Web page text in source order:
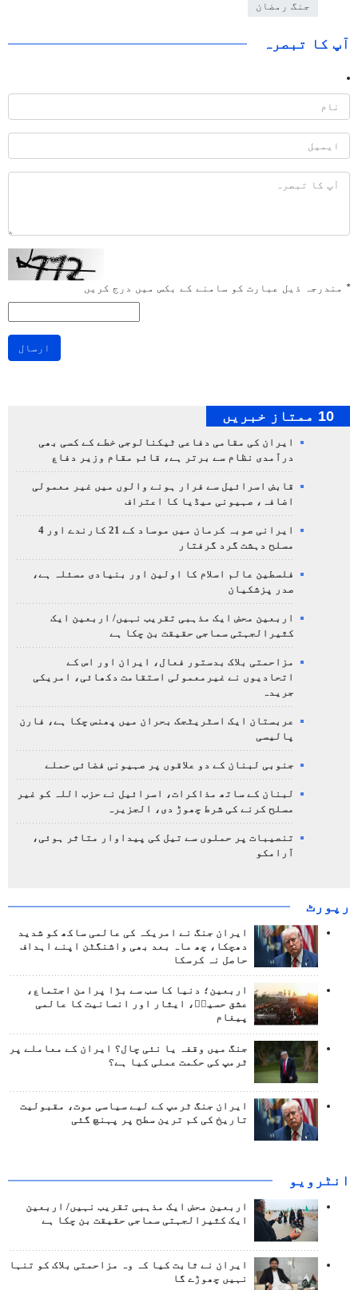
جنگ رمضان
آپ کا تبصرہ
* مندرجہ ذیل عبارت کو سامنے کے بکس میں درج کریں
ارسال
10 ممتاز خبریں
ایران کی مقامی دفاعی ٹیکنالوجی خطے کے کسی بھی
درآمدی نظام سے برتر ہے، قائم مقام وزیر دفاع
قابض اسرائیل سے فرار ہونے والوں میں غیر معمولی
اضافہ، صہیونی میڈیا کا اعتراف
ایرانی صوبہ کرمان میں موساد کے 21 کارندے اور 4
مسلح دہشت گرد گرفتار
فلسطین عالم اسلام کا اولین اور بنیادی مسئلہ ہے،
صدر پزشکیان
اربعین محض ایک مذہبی تقریب نہیں/ اربعین ایک
کثیرالجہتی سماجی حقیقت بن چکا ہے
مزاحمتی بلاک بدستور فعال، ایران اور اس کے
اتحادیوں نے غیرمعمولی استقامت دکھائی، امریکی
جریدہ
عربستان ایک اسٹریٹجک بحران میں پھنس چکا ہے، فارن
پالیسی
جنوبی لبنان کے دو علاقوں پر صہیونی فضائی حملے
لبنان کے ساتھ مذاکرات، اسرائیل نے حزب اللہ کو غیر
مسلح کرنے کی شرط چھوڑ دی، الجزیرہ
تنصیبات پر حملوں سے تیل کی پیداوار متاثر ہوئی،
آرامکو
رپورٹ
ایران جنگ نے امریکہ کی عالمی ساکھ کو شدید
دھچکا، چھ ماہ بعد بھی واشنگٹن اپنے اہداف
حاصل نہ کرسکا
اربعین؛ دنیا کا سب سے بڑا پرامن اجتماع،
عشق حسینؑ، ایثار اور انسانیت کا عالمی
پیغام
جنگ میں وقفہ یا نئی چال؟ ایران کے معاملے پر
ٹرمپ کی حکمت عملی کیا ہے؟
ایران جنگ ٹرمپ کے لیے سیاسی موت، مقبولیت
تاریخ کی کم ترین سطح پر پہنچ گئی
انٹرويو
اربعین محض ایک مذہبی تقریب نہیں/ اربعین
ایک کثیرالجہتی سماجی حقیقت بن چکا ہے
ایران نے ثابت کیا کہ وہ مزاحمتی بلاک کو تنہا
نہیں چھوڑے گا